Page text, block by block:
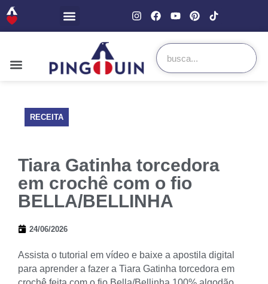
RECEITA
Tiara Gatinha torcedora
em crochê com o fio
BELLA/BELLINHA
24/06/2026
Assista o tutorial em vídeo e baixe a apostila digital
para aprender a fazer a Tiara Gatinha torcedora em